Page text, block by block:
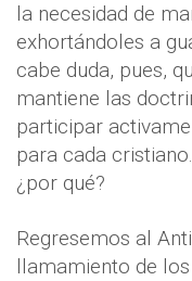
la necesidad de
exhortándoles a
cabe duda, pues,
mantiene las
participar
para cada
¿por qué?
Regresemos al
llamamiento de